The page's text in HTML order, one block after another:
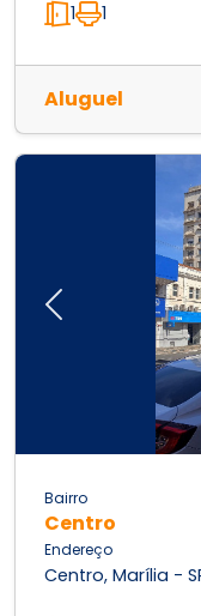
1 1
Aluguel
Previous
Bairro
Centro
Endereço
Centro, Marília -